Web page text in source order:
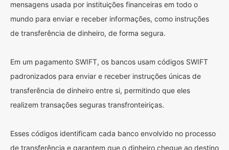
mensagens usada por instituições financeiras em todo o
mundo para enviar e receber informações, como instruções
de transferência de dinheiro, de forma segura.
Em um pagamento SWIFT, os bancos usam códigos SWIFT
padronizados para enviar e receber instruções únicas de
transferência de dinheiro entre si, permitindo que eles
realizem transações seguras transfronteiriças.
Esses códigos identificam cada banco envolvido no processo
de transferência e garantem que o dinheiro chegue ao destino